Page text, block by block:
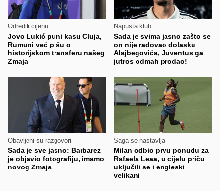
Odredili cijenu
Jovo Lukić puni kasu Cluja,
Rumuni već pišu o
historijskom transferu našeg
Zmaja
Napušta klub
Sada je svima jasno zašto se
on nije radovao dolasku
Alajbegovića, Juventus ga
jutros odmah prodao!
Obavljeni su razgovori
Sada je sve jasno: Barbarez
je objavio fotografiju, imamo
novog Zmaja
Saga se nastavlja
Milan odbio prvu ponudu za
Rafaela Leaa, u cijelu priču
uključili se i engleski
velikani